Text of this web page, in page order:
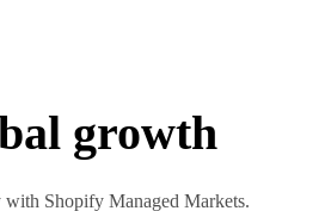
growth
with Shopify Managed Markets.